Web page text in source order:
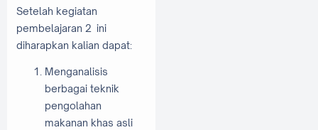
Setelah kegiatan
pembelajaran 2 ini
diharapkan kalian dapat:
Menganalisis
berbagai teknik
pengolahan
makanan khas asli